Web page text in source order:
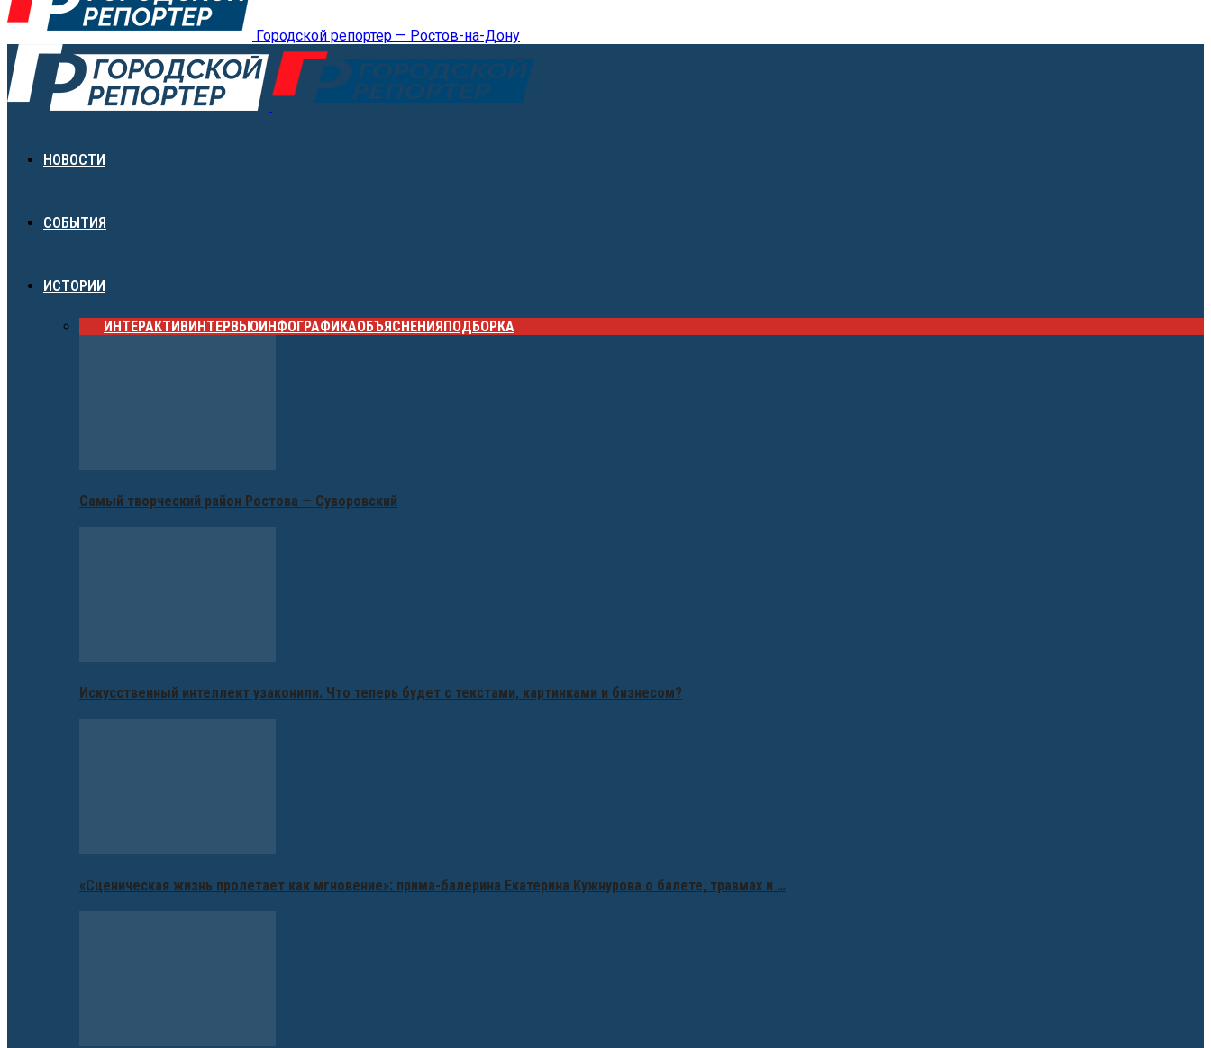
Городской репортер — Ростов-на-Дону
НОВОСТИ
СОБЫТИЯ
ИСТОРИИ
ИНТЕРАКТИВИНТЕРВЬЮИНФОГРАФИКАОБЪЯСНЕНИЯПОДБОРКА
Самый творческий район Ростова — Суворовский
Искусственный интеллект узаконили. Что теперь будет с текстами, картинками и бизнесом?
«Сценическая жизнь пролетает как мгновение»: прима-балерина Екатерина Кужнурова о балете, травмах и …